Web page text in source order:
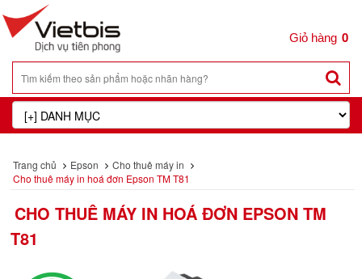
0
Trang chủ Epson
Cho thuê máy in
Cho thuê máy in hoá đơn Epson TM T81
CHO THUÊ MÁY IN HOÁ ĐƠN EPSON TM
T81